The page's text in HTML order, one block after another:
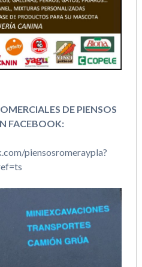
DE PIENSOS
FACEBOOK:
piensosromeraypla?